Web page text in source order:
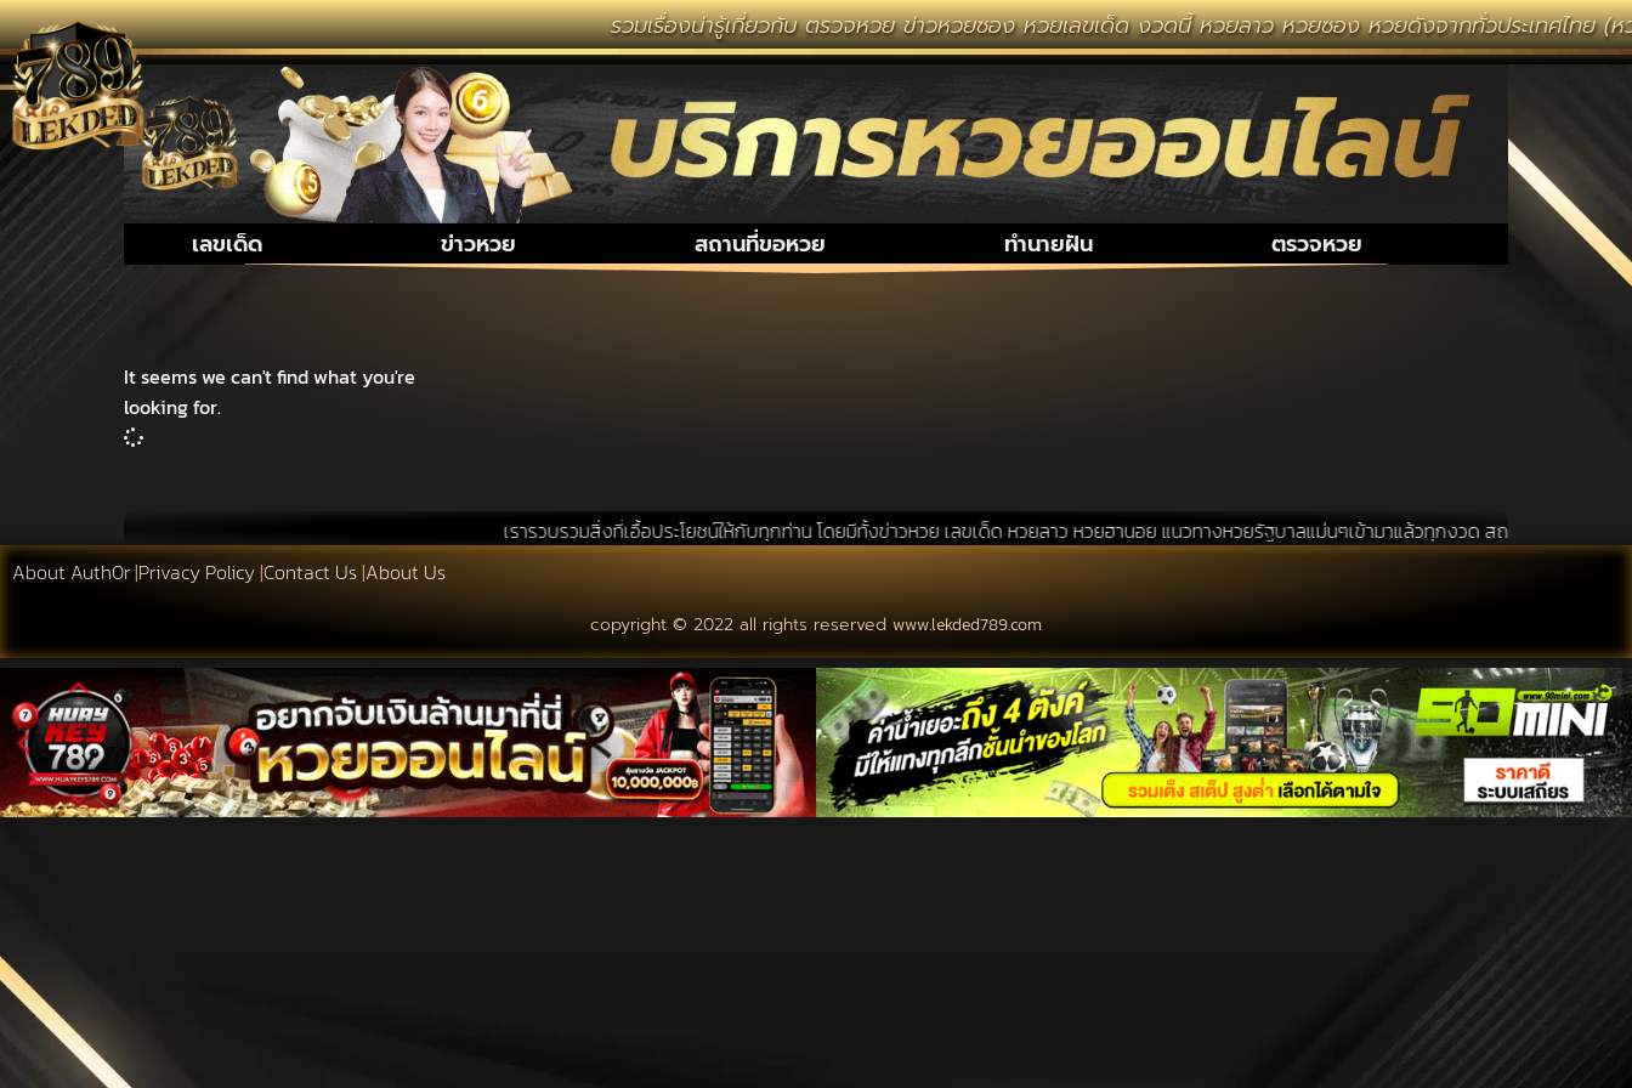
รวมเรื่องน่ารู้เกี่ยวกับ ตรวจหวย ข่าวหวยซอง หวยเลขเด็ด งวดนี้ หวยลาว หวยซอง หวยดังจากทั่วประเทศไทย (หวย
เลขเด็ด ข่าวหวย สถานที่ขอหวย ทำนายฝัน ตรวจหวย
It seems we can't find what you're
looking for.
เรารวบรวมสิ่งที่เอื้อประโยชน์ให้กับทุกท่าน โดยมีทั้งข่าวหวย เลขเด็ด หวยลาว หวยฮานอย แนวทางหวยรัฐบาลแม่นๆเข้ามาแล้วทุกงวด สถานที่ขอหว
About Auth0r|Privacy Policy|Contact Us|About Us
copyright © 2022 all rights reserved www.lekded789.com